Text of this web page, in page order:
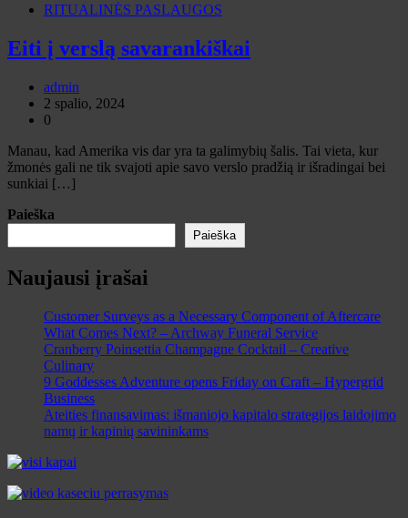
RITUALINĖS PASLAUGOS
Eiti į verslą savarankiškai
admin
2 spalio, 2024
0
Manau, kad Amerika vis dar yra ta galimybių šalis. Tai vieta, kur
žmonės gali ne tik svajoti apie savo verslo pradžią ir išradingai bei
sunkiai […]
Paieška
Paieška
Naujausi įrašai
Customer Surveys as a Necessary Component of Aftercare
What Comes Next? – Archway Funeral Service
Cranberry Poinsettia Champagne Cocktail – Creative
Culinary
9 Goddesses Adventure opens Friday on Craft – Hypergrid
Business
Ateities finansavimas: išmaniojo kapitalo strategijos laidojimo
namų ir kapinių savininkams